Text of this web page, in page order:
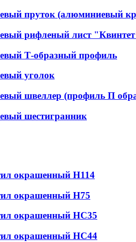
пруток (алюминиевый
рифленый лист
Т-образный профиль
уголок
швеллер (профиль П
шестигранник
окрашенный Н114
окрашенный Н75
окрашенный НС35
окрашенный НС44